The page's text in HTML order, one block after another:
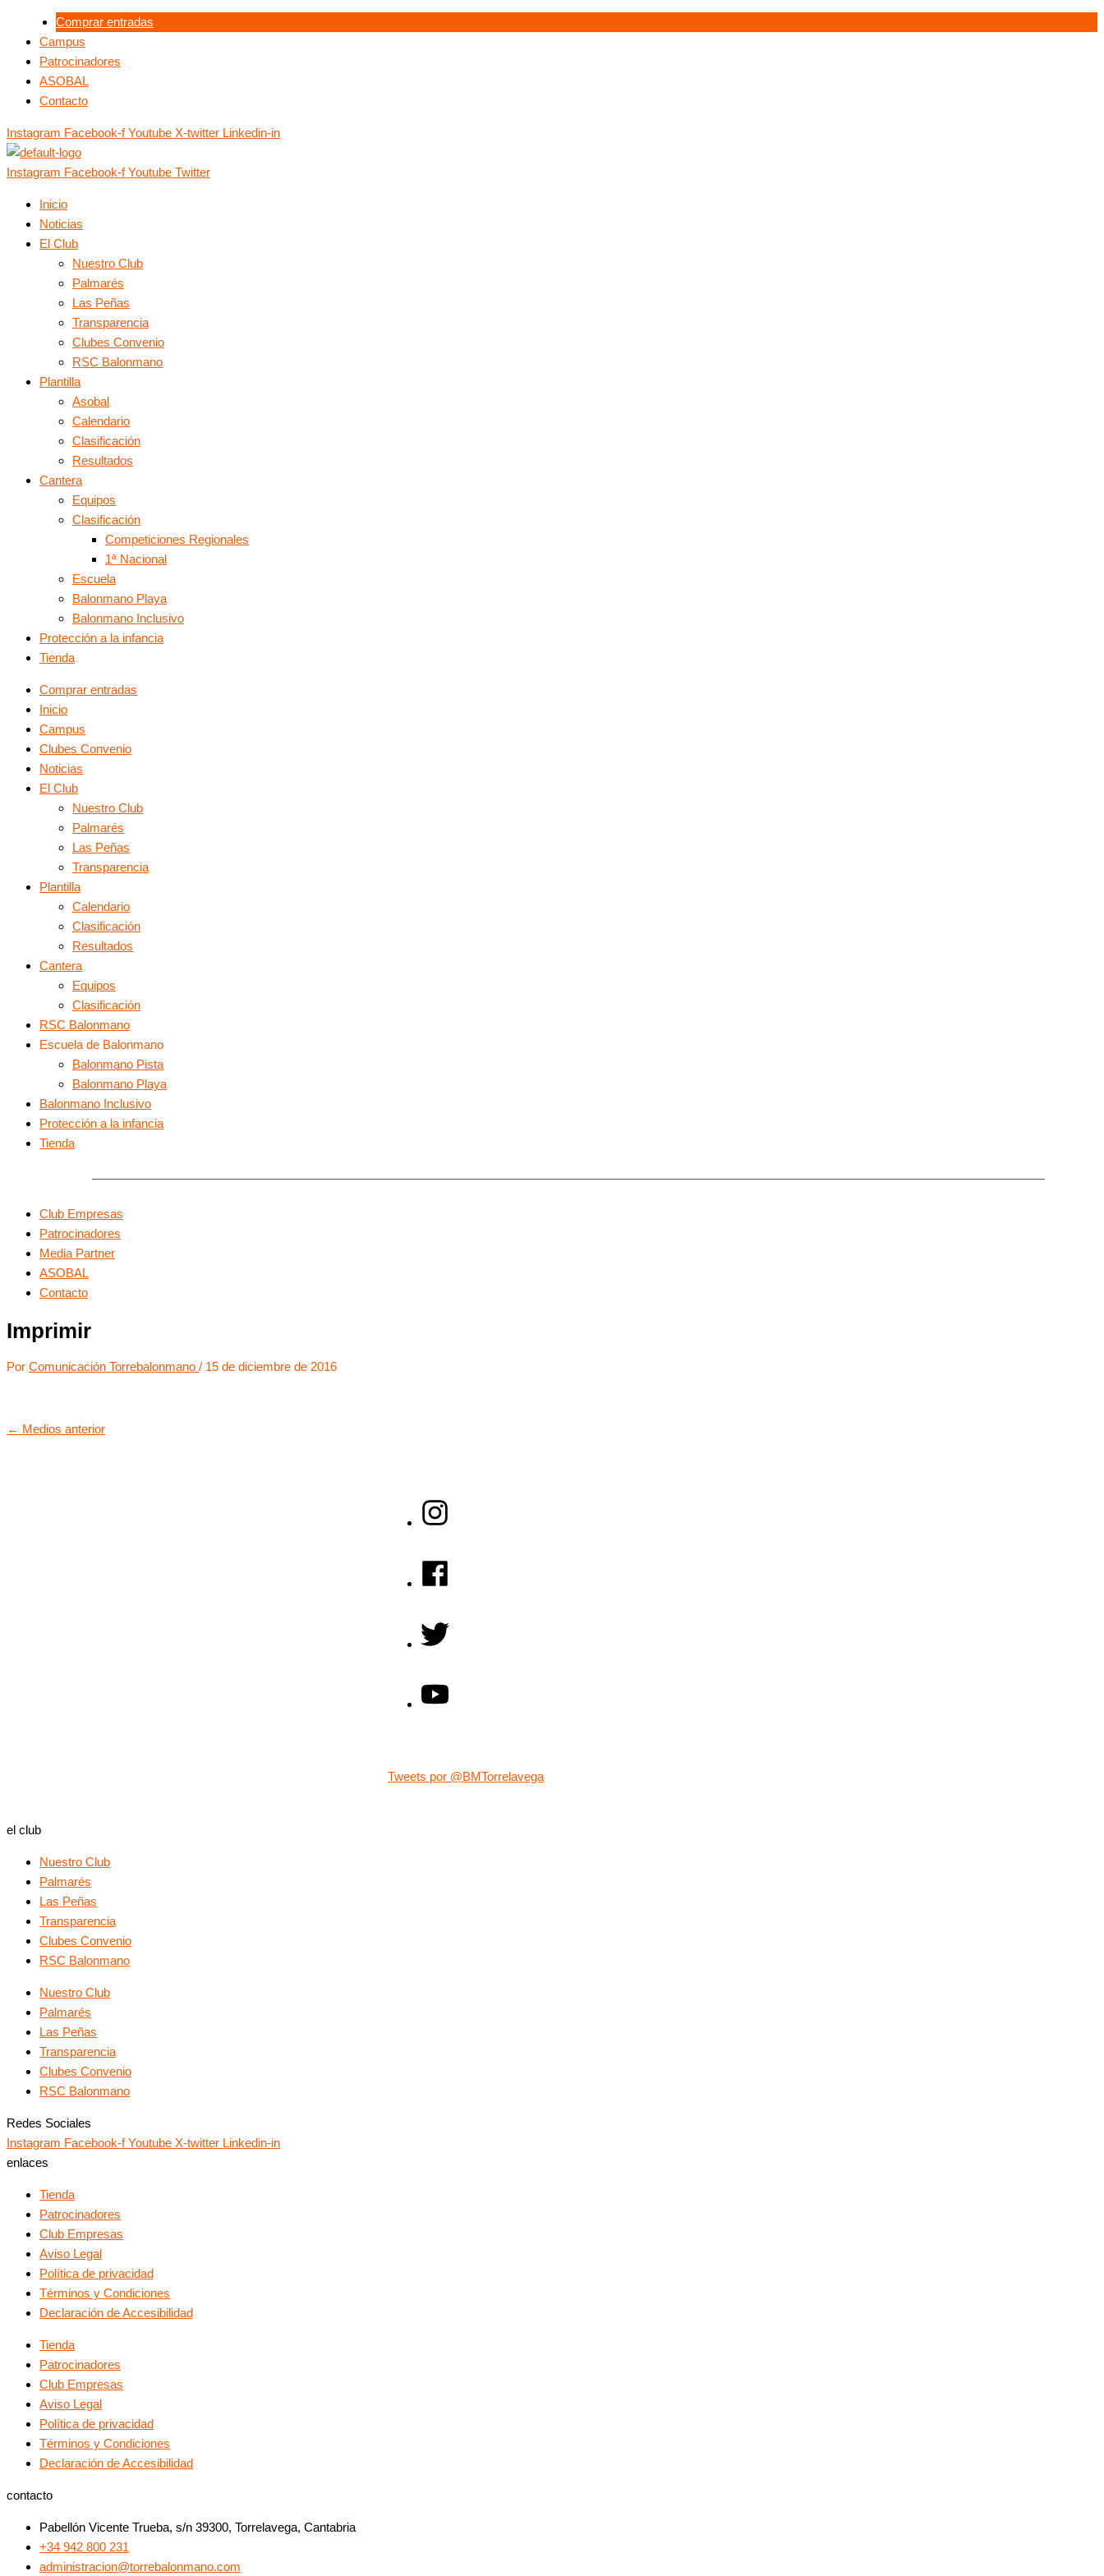
contenido
Comprar entradas
Campus
Patrocinadores
ASOBAL
Contacto
Instagram Facebook-f Youtube X-twitter Linkedin-in
Instagram Facebook-f Youtube Twitter
Inicio
Noticias
El Club
Nuestro Club
Palmarés
Las Peñas
Transparencia
Clubes Convenio
RSC Balonmano
Plantilla
Asobal
Calendario
Clasificación
Resultados
Cantera
Equipos
Clasificación
Competiciones Regionales
1ª Nacional
Escuela
Balonmano Playa
Balonmano Inclusivo
Protección a la infancia
Tienda
Comprar entradas
Inicio
Campus
Clubes Convenio
Noticias
El Club
Nuestro Club
Palmarés
Las Peñas
Transparencia
Plantilla
Calendario
Clasificación
Resultados
Cantera
Equipos
Clasificación
RSC Balonmano
Escuela de Balonmano
Balonmano Pista
Balonmano Playa
Balonmano Inclusivo
Protección a la infancia
Tienda
Club Empresas
Patrocinadores
Media Partner
ASOBAL
Contacto
Imprimir
Por Comunicación Torrebalonmano / 15 de diciembre de 2016
← Medios anterior
Tweets por @BMTorrelavega
el club
Nuestro Club
Palmarés
Las Peñas
Transparencia
Clubes Convenio
RSC Balonmano
Nuestro Club
Palmarés
Las Peñas
Transparencia
Clubes Convenio
RSC Balonmano
Redes Sociales
Instagram Facebook-f Youtube X-twitter Linkedin-in
enlaces
Tienda
Patrocinadores
Club Empresas
Aviso Legal
Política de privacidad
Términos y Condiciones
Declaración de Accesibilidad
Tienda
Patrocinadores
Club Empresas
Aviso Legal
Política de privacidad
Términos y Condiciones
Declaración de Accesibilidad
contacto
Pabellón Vicente Trueba, s/n 39300, Torrelavega, Cantabria
+34 942 800 231
administracion@torrebalonmano.com